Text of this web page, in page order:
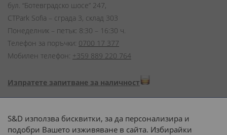
бул. “Ботевградско шосе” 247,
CTPark Sofia – сграда 3, склад 303
Понеделник – петък: 8:30 – 16:30 ч.
Телефон за поръчки: 0700 17 377
Мобилен телефон: +359 889 220 764
Изпратете запитване за наличност
Начини на плащане:
S&D използва бисквитки, за да персонализира и
подобри Вашето изживяване в сайта. Избирайки